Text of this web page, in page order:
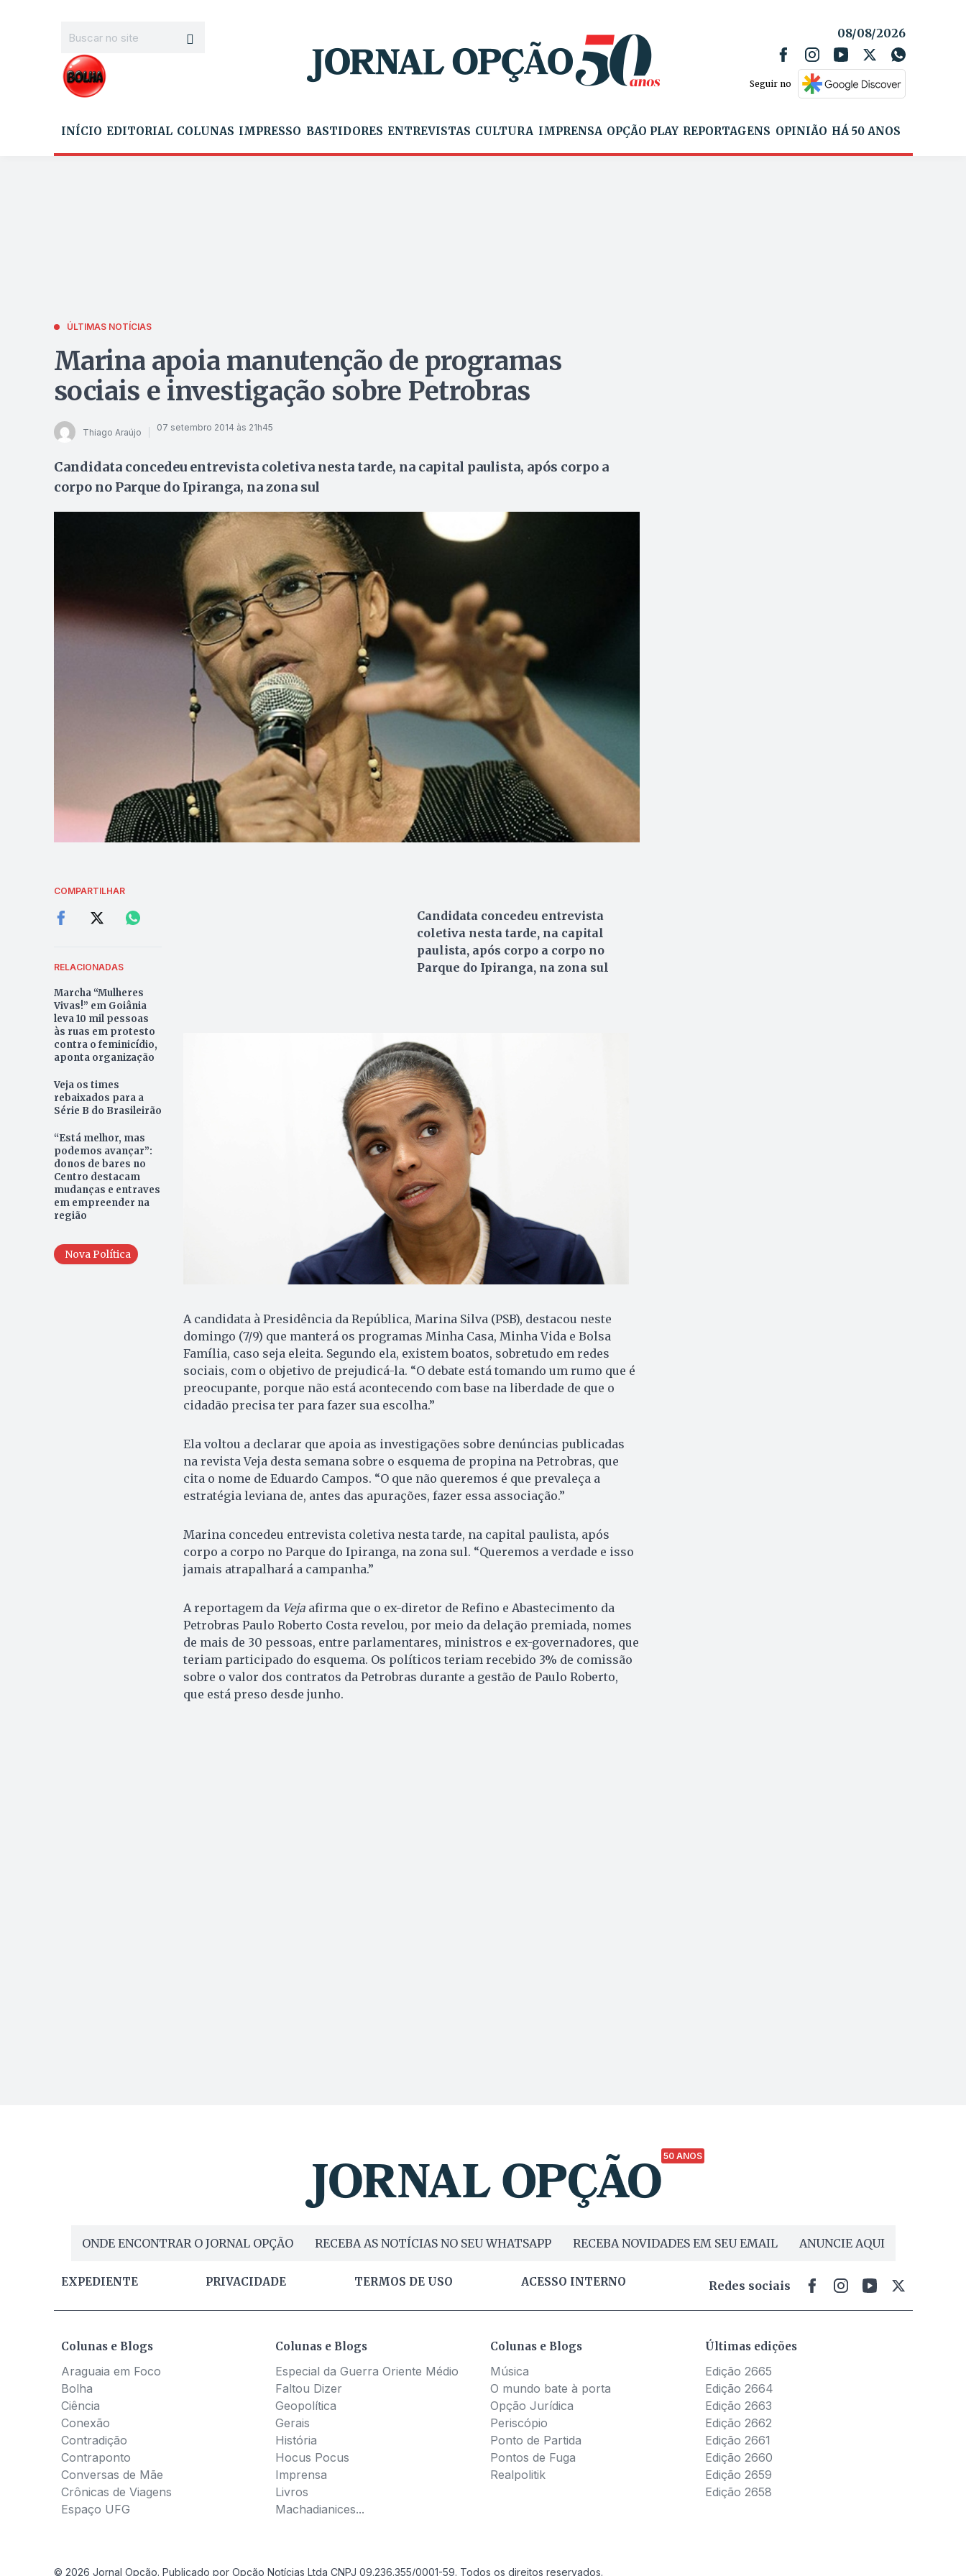
08/08/2026
Seguir no
INÍCIO EDITORIAL COLUNAS IMPRESSO BASTIDORES ENTREVISTAS CULTURA IMPRENSA OPÇÃO PLAY REPORTAGENS OPINIÃO HÁ 50 ANOS
ÚLTIMAS NOTÍCIAS
Marina apoia manutenção de programas
sociais e investigação sobre Petrobras
Thiago Araújo 07 setembro 2014 às 21h45
Candidata concedeu entrevista coletiva nesta tarde, na capital paulista, após corpo a
corpo no Parque do Ipiranga, na zona sul
COMPARTILHAR
RELACIONADAS
Marcha “Mulheres
Vivas!” em Goiânia
leva 10 mil pessoas
às ruas em protesto
contra o feminicídio,
aponta organização
Veja os times
rebaixados para a
Série B do Brasileirão
“Está melhor, mas
podemos avançar”:
donos de bares no
Centro destacam
mudanças e entraves
em empreender na
região
Nova Política
Candidata concedeu entrevista
coletiva nesta tarde, na capital
paulista, após corpo a corpo no
Parque do Ipiranga, na zona sul
A candidata à Presidência da República, Marina Silva (PSB), destacou neste
domingo (7/9) que manterá os programas Minha Casa, Minha Vida e Bolsa
Família, caso seja eleita. Segundo ela, existem boatos, sobretudo em redes
sociais, com o objetivo de prejudicá-la. “O debate está tomando um rumo que é
preocupante, porque não está acontecendo com base na liberdade de que o
cidadão precisa ter para fazer sua escolha.”
Ela voltou a declarar que apoia as investigações sobre denúncias publicadas
na revista Veja desta semana sobre o esquema de propina na Petrobras, que
cita o nome de Eduardo Campos. “O que não queremos é que prevaleça a
estratégia leviana de, antes das apurações, fazer essa associação.”
Marina concedeu entrevista coletiva nesta tarde, na capital paulista, após
corpo a corpo no Parque do Ipiranga, na zona sul. “Queremos a verdade e isso
jamais atrapalhará a campanha.”
A reportagem da Veja afirma que o ex-diretor de Refino e Abastecimento da
Petrobras Paulo Roberto Costa revelou, por meio da delação premiada, nomes
de mais de 30 pessoas, entre parlamentares, ministros e ex-governadores, que
teriam participado do esquema. Os políticos teriam recebido 3% de comissão
sobre o valor dos contratos da Petrobras durante a gestão de Paulo Roberto,
que está preso desde junho.
50 ANOS
ONDE ENCONTRAR O JORNAL OPÇÃO RECEBA AS NOTÍCIAS NO SEU WHATSAPP RECEBA NOVIDADES EM SEU EMAIL ANUNCIE AQUI
EXPEDIENTE PRIVACIDADE TERMOS DE USO ACESSO INTERNO Redes sociais
Colunas e Blogs
Araguaia em Foco
Bolha
Ciência
Conexão
Contradição
Contraponto
Conversas de Mãe
Crônicas de Viagens
Espaço UFG
Colunas e Blogs
Especial da Guerra Oriente Médio
Faltou Dizer
Geopolítica
Gerais
História
Hocus Pocus
Imprensa
Livros
Machadianices...
Colunas e Blogs
Música
O mundo bate à porta
Opção Jurídica
Periscópio
Ponto de Partida
Pontos de Fuga
Realpolitik
Últimas edições
Edição 2665
Edição 2664
Edição 2663
Edição 2662
Edição 2661
Edição 2660
Edição 2659
Edição 2658
© 2026 Jornal Opção. Publicado por Opção Notícias Ltda CNPJ 09.236.355/0001-59. Todos os direitos reservados.